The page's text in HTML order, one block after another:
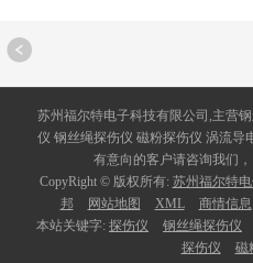
苏州福尔特电子科技有限公司,主营
仪 钢丝绳探伤仪 磁粉探伤仪 涡流导
有意向的客户请咨询我们
CopyRight © 版权所有: 苏州福尔特
邦
网站地图 XML 商情信息
本站关键字: 探伤仪 钢丝绳探伤仪
探伤仪
磁